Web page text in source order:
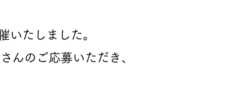
長期保証
いたしました。
んのご応募いただき、